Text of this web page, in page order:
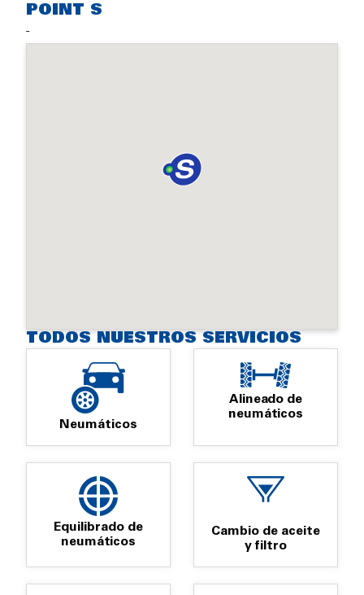
POINT S
-
TODOS NUESTROS SERVICIOS
Neumáticos
Alineado de
neumáticos
Equilibrado de
neumáticos
Cambio de aceite
y filtro